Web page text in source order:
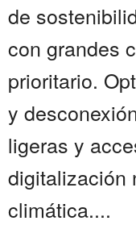
de
con grandes
prioritario.
y
ligeras y
digitalización
climática....